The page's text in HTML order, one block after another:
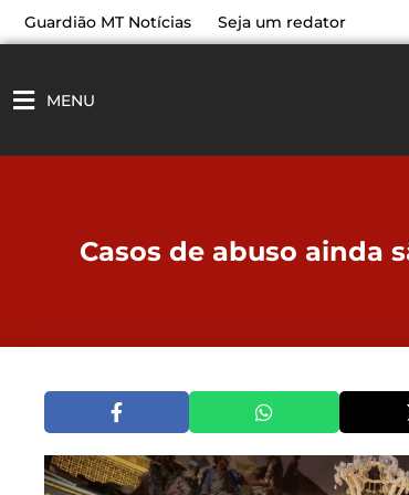
paraGuardião MT Notícias Seja um redator
MENU
Casos de abuso ainda